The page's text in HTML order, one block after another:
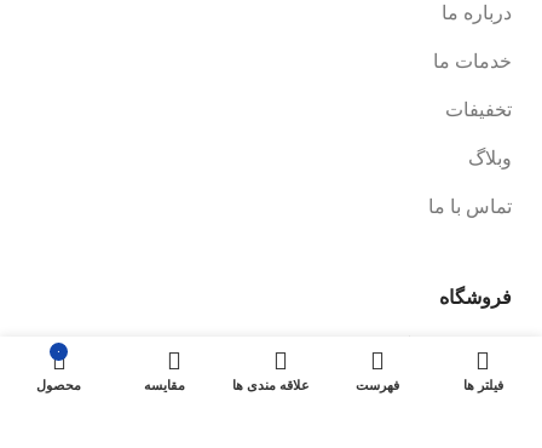
درباره ما
خدمات ما
تخفیفات
وبلاگ
تماس با ما
فروشگاه
شرایط پرداخت و ارسال
فیلتر ها فهرست علاقه مندی ها مقایسه
۰
محصول